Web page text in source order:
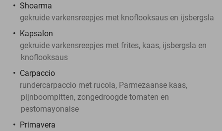
Shoarma
gekruide varkensreepjes met knoflooksaus en ijsbergsla
Kapsalon
gekruide varkensreepjes met frites, kaas, ijsbergsla en
knoflooksaus
Carpaccio
rundercarpaccio met rucola, Parmezaanse kaas,
pijnboompitten, zongedroogde tomaten en
pestomayonaise
Primavera